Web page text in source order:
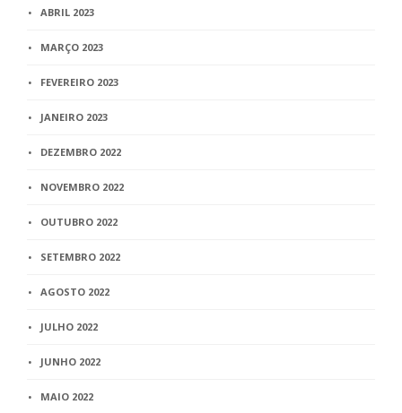
ABRIL 2023
MARÇO 2023
FEVEREIRO 2023
JANEIRO 2023
DEZEMBRO 2022
NOVEMBRO 2022
OUTUBRO 2022
SETEMBRO 2022
AGOSTO 2022
JULHO 2022
JUNHO 2022
MAIO 2022